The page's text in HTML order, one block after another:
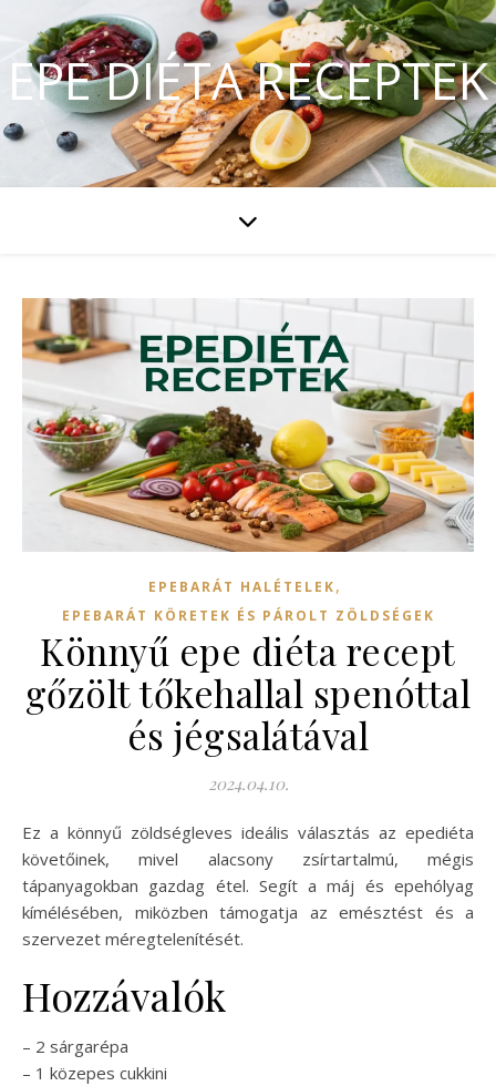
EPE DIÉTA RECEPTEK
EPEBARÁT HALÉTELEK,
EPEBARÁT KÖRETEK ÉS PÁROLT ZÖLDSÉGEK
Könnyű epe diéta recept
gőzölt tőkehallal spenóttal
és jégsalátával
2024.04.10.
Ez a könnyű zöldségleves ideális választás az epediéta
követőinek, mivel alacsony zsírtartalmú, mégis
tápanyagokban gazdag étel. Segít a máj és epehólyag
kímélésében, miközben támogatja az emésztést és a
szervezet méregtelenítését.
Hozzávalók
– 2 sárgarépa
– 1 közepes cukkini